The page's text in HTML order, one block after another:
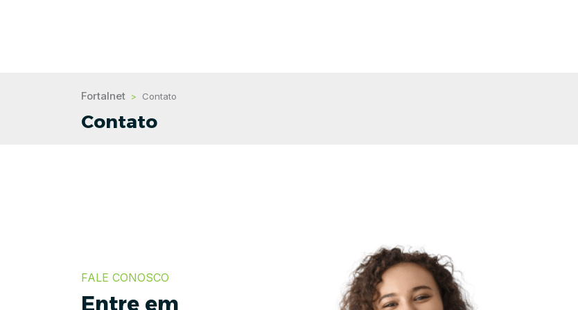
Fortalnet > Contato
Contato
FALE CONOSCO
Entre em